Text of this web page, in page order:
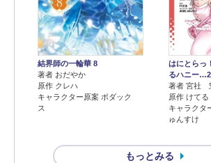
結界師の一輪華 8
著者 おだやか
原作 クレハ
キャラクター原案 ボダック
ス
はにとらっ
るハニー…2
著者 宮社
原作 けてる
キャラクタ
ゅんすけ
もっとみる